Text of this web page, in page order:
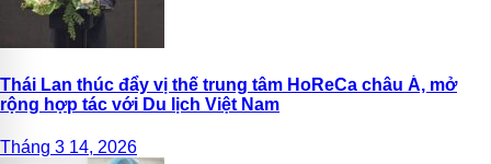
Thái Lan thúc đẩy vị thế trung tâm HoReCa châu Á, mở
rộng hợp tác với Du lịch Việt Nam
Tháng 3 14, 2026